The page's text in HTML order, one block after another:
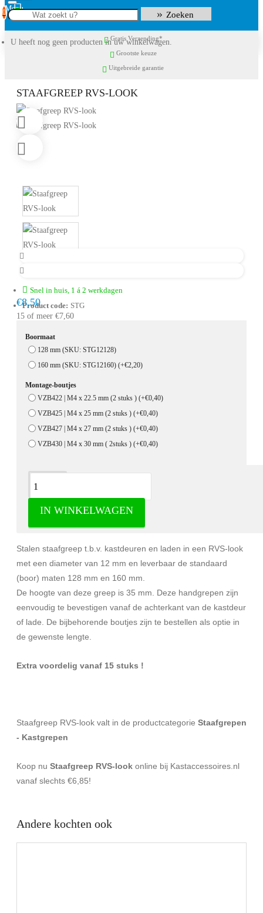
0
U heeft nog geen producten in uw winkelwagen.
Zoeken
Gratis Verzending*
Grootste keuze
Uitgebreide garantie
STAAFGREEP RVS-LOOK
Snel in huis, 1 á 2 werkdagen
Product code: STG
€8,50
15 of meer €7,60
Boormaat
128 mm (SKU: STG12128)
160 mm (SKU: STG12160) (+€2,20)
Montage-boutjes
VZB422 | M4 x 22.5 mm (2 stuks ) (+€0,40)
VZB425 | M4 x 25 mm (2 stuks ) (+€0,40)
VZB427 | M4 x 27 mm (2 stuks ) (+€0,40)
VZB430 | M4 x 30 mm ( 2stuks ) (+€0,40)
IN WINKELWAGEN
Omschrijving
Staafgreep RVS-look - Staafgrepen
Stalen staafgreep t.b.v. kastdeuren en laden in een RVS-look
met een diameter van 12 mm en leverbaar de standaard
(boor) maten 128 mm en 160 mm.
De hoogte van deze greep is 35 mm. Deze handgrepen zijn
eenvoudig te bevestigen vanaf de achterkant van de kastdeur
of lade. De bijbehorende boutjes zijn te bestellen als optie in
de gewenste lengte.
Extra voordelig vanaf 15 stuks !
Staafgreep RVS-look valt in de productcategorie Staafgrepen
- Kastgrepen
Koop nu Staafgreep RVS-look online bij Kastaccessoires.nl
vanaf slechts €6,85!
Andere kochten ook